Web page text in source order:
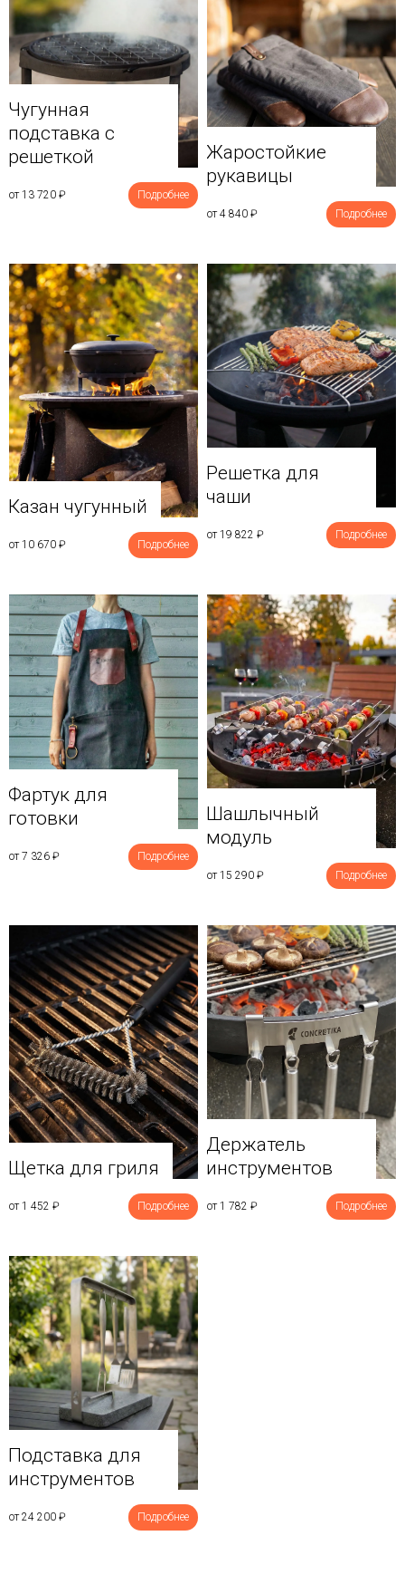
Чугунная
подставка с
решеткой
от 13 720 ₽ Подробнее
Жаростойкие
рукавицы
от 4 840 ₽ Подробнее
Казан чугунный
от 10 670 ₽ Подробнее
Решетка для
чаши
от 19 822 ₽ Подробнее
Фартук для
готовки
от 7 326 ₽ Подробнее
Шашлычный
модуль
от 15 290 ₽ Подробнее
Щетка для гриля
от 1 452 ₽ Подробнее
Держатель
инструментов
от 1 782 ₽ Подробнее
Подставка для
инструментов
от 24 200 ₽ Подробнее